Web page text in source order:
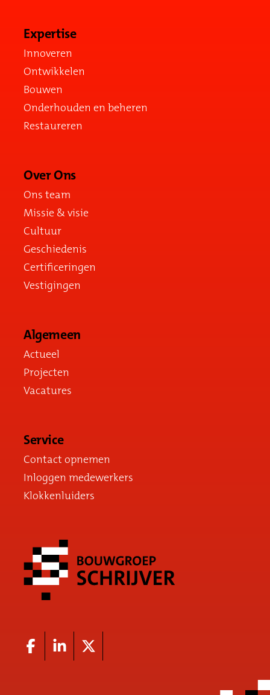
Expertise
Innoveren
Ontwikkelen
Bouwen
Onderhouden en beheren
Restaureren
Over Ons
Ons team
Missie & visie
Cultuur
Geschiedenis
Certificeringen
Vestigingen
Algemeen
Actueel
Projecten
Vacatures
Service
Contact opnemen
Inloggen medewerkers
Klokkenluiders